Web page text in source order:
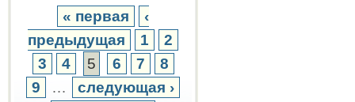
« первая
‹
предыдущая
1
2
3
4 5 6 7
8
9
…
следующая ›